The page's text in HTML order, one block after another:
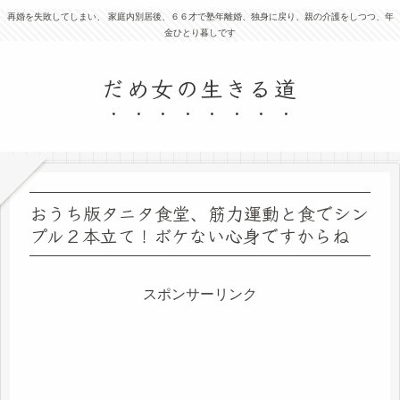
再婚を失敗してしまい、 家庭内別居後、６６才で塾年離婚、独身に戻り、親の介護をしつつ、年
金ひとり暮しです
だめ女の生きる道
おうち版タニタ食堂、筋力運動と食でシン
プル２本立て！ボケない心身ですからね
スポンサーリンク